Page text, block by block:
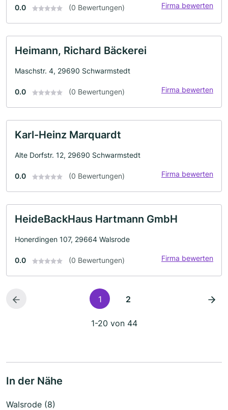
0.0 (0 Bewertungen) Firma bewerten
Heimann, Richard Bäckerei
Maschstr. 4, 29690 Schwarmstedt
0.0 (0 Bewertungen) Firma bewerten
Karl-Heinz Marquardt
Alte Dorfstr. 12, 29690 Schwarmstedt
0.0 (0 Bewertungen) Firma bewerten
HeideBackHaus Hartmann GmbH
Honerdingen 107, 29664 Walsrode
0.0 (0 Bewertungen) Firma bewerten
1 2
1-20 von 44
In der Nähe
Walsrode (8)